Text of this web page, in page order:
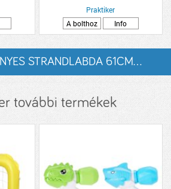
Praktiker
A bolthoz
Info
STRANDLABDA 61CM...
további termékek